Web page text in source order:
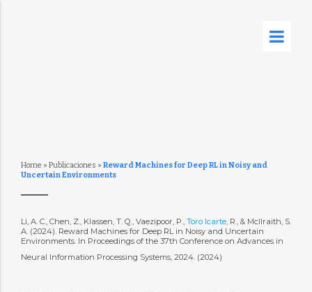
Home » Publicaciones » Reward Machines for Deep RL in Noisy and
Uncertain Environments
Li, A. C., Chen, Z., Klassen, T. Q., Vaezipoor, P., Toro Icarte, R., & McIlraith, S.
A. (2024). Reward Machines for Deep RL in Noisy and Uncertain
Environments. In Proceedings of the 37th Conference on Advances in
Neural Information Processing Systems, 2024. (2024)